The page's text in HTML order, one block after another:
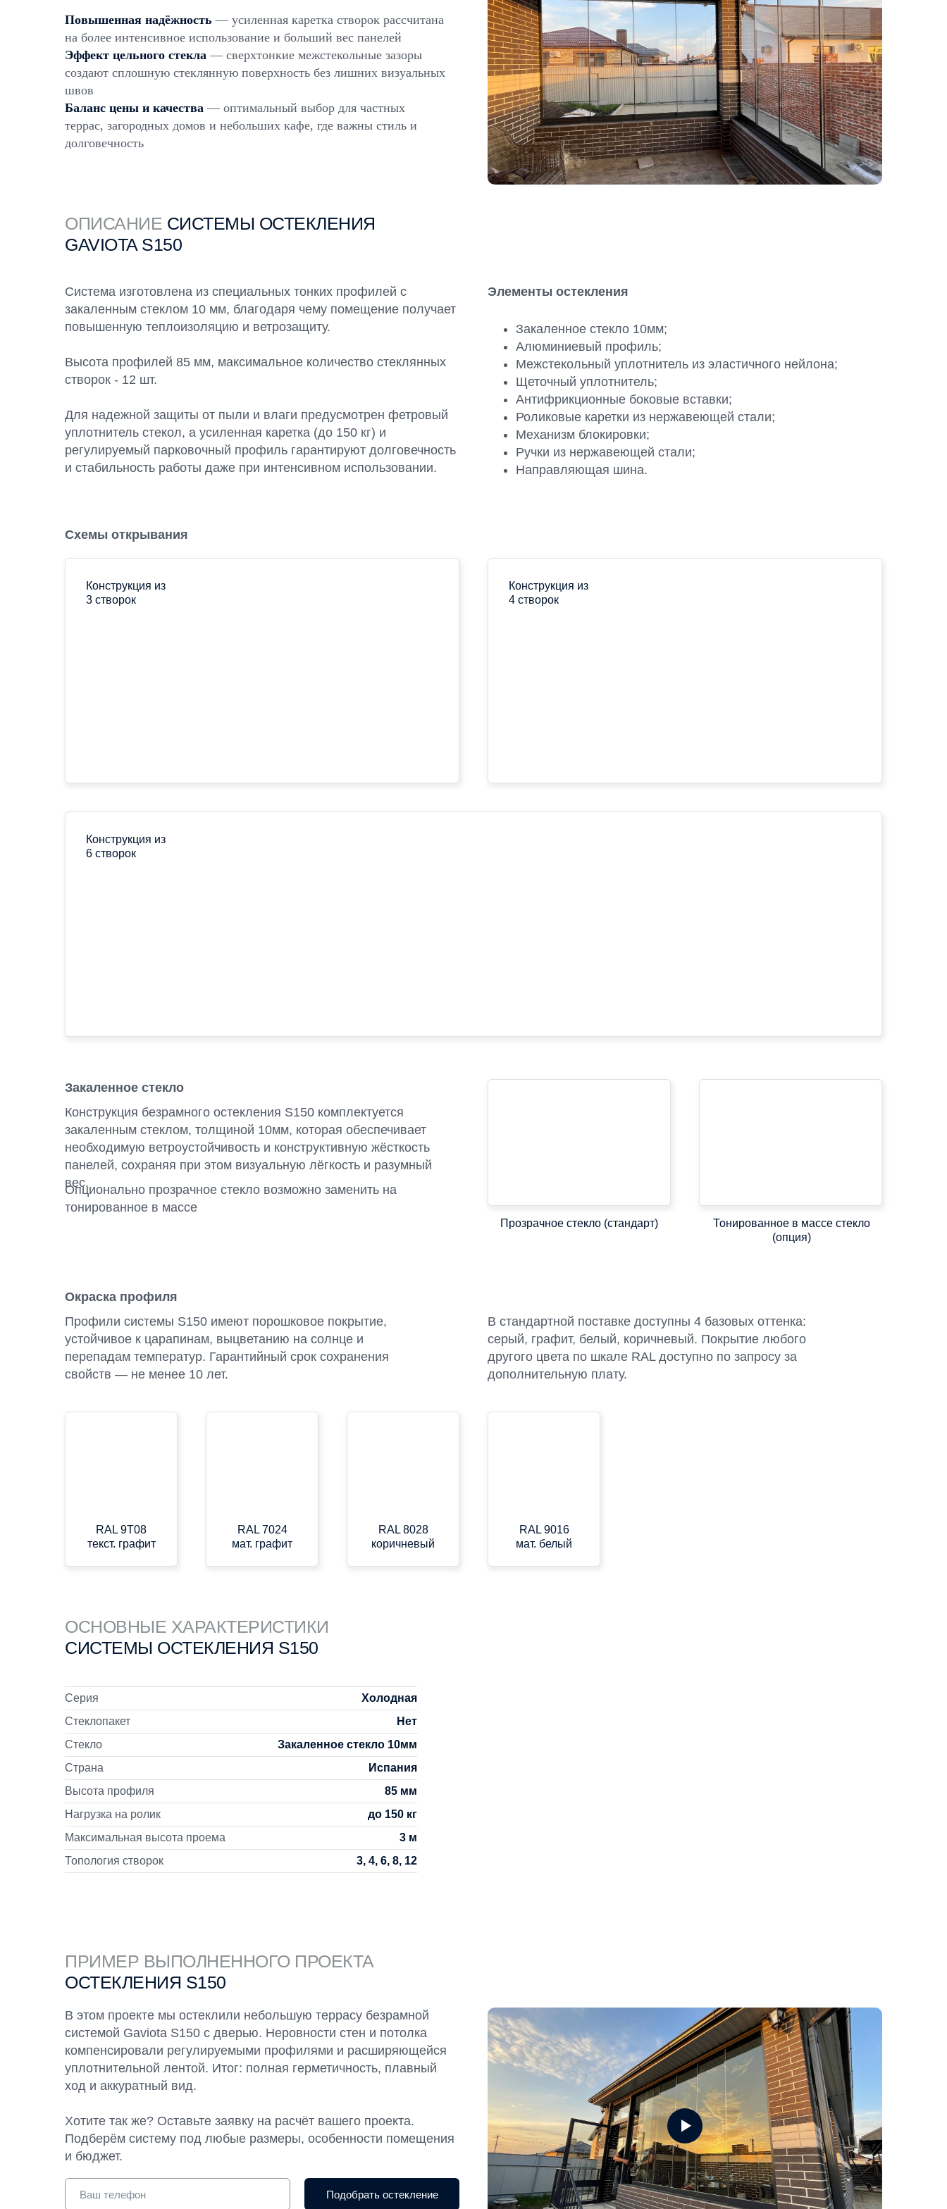
Повышенная надёжность — усиленная каретка створок рассчитана
на более интенсивное использование и больший вес панелей
Эффект цельного стекла — сверхтонкие межстекольные зазоры
создают сплошную стеклянную поверхность без лишних визуальных
швов
Баланс цены и качества — оптимальный выбор для частных
террас, загородных домов и небольших кафе, где важны стиль и
долговечность
Система изготовлена из специальных тонких профилей с
закаленным стеклом 10 мм, благодаря чему помещение получает
повышенную теплоизоляцию и ветрозащиту.
Высота профилей 85 мм, максимальное количество стеклянных
створок - 12 шт.
Для надежной защиты от пыли и влаги предусмотрен фетровый
уплотнитель стекол, а усиленная каретка (до 150 кг) и
регулируемый парковочный профиль гарантируют долговечность
и стабильность работы даже при интенсивном использовании.
Элементы остекления
Закаленное стекло 10мм;
Алюминиевый профиль;
Межстекольный уплотнитель из эластичного нейлона;
Щеточный уплотнитель;
Антифрикционные боковые вставки;
Роликовые каретки из нержавеющей стали;
Механизм блокировки;
Ручки из нержавеющей стали;
Направляющая шина.
ОПИСАНИЕ СИСТЕМЫ ОСТЕКЛЕНИЯ
GAVIOTA S150
Схемы открывания
Конструкция из
4 створок
Конструкция из
6 створок
Конструкция из
3 створок
Закаленное стекло
Конструкция безрамного остекления S150 комплектуется
закаленным стеклом, толщиной 10мм, которая обеспечивает
необходимую ветроустойчивость и конструктивную жёсткость
панелей, сохраняя при этом визуальную лёгкость и разумный
вес.
Опционально прозрачное стекло возможно заменить на
тонированное в массе
Тонированное в массе стекло
(опция)
Прозрачное стекло (стандарт)
В стандартной поставке доступны 4 базовых оттенка:
серый, графит, белый, коричневый. Покрытие любого
другого цвета по шкале RAL доступно по запросу за
дополнительную плату.
Профили системы S150 имеют порошковое покрытие,
устойчивое к царапинам, выцветанию на солнце и
перепадам температур. Гарантийный срок сохранения
свойств — не менее 10 лет.
Окраска профиля
RAL 9016
мат. белый
RAL 8028
коричневый
RAL 7024
мат. графит
RAL 9T08
текст. графит
ОСНОВНЫЕ ХАРАКТЕРИСТИКИ
СИСТЕМЫ ОСТЕКЛЕНИЯ S150
Серия
Страна
Стекло
Стеклопакет
Высота профиля
Нагрузка на ролик
Топология створок
Нет
Закаленное стекло 10мм
Испания
85 мм
до 150 кг
3, 4, 6, 8, 12
Максимальная высота проема 3 м
Холодная
Подобрать остекление
В этом проекте мы остеклили небольшую террасу безрамной
системой Gaviota S150 с дверью. Неровности стен и потолка
компенсировали регулируемыми профилями и расширяющейся
уплотнительной лентой. Итог: полная герметичность, плавный
ход и аккуратный вид.
Хотите так же? Оставьте заявку на расчёт вашего проекта.
Подберём систему под любые размеры, особенности помещения
и бюджет.
ПРИМЕР ВЫПОЛНЕННОГО ПРОЕКТА
ОСТЕКЛЕНИЯ S150